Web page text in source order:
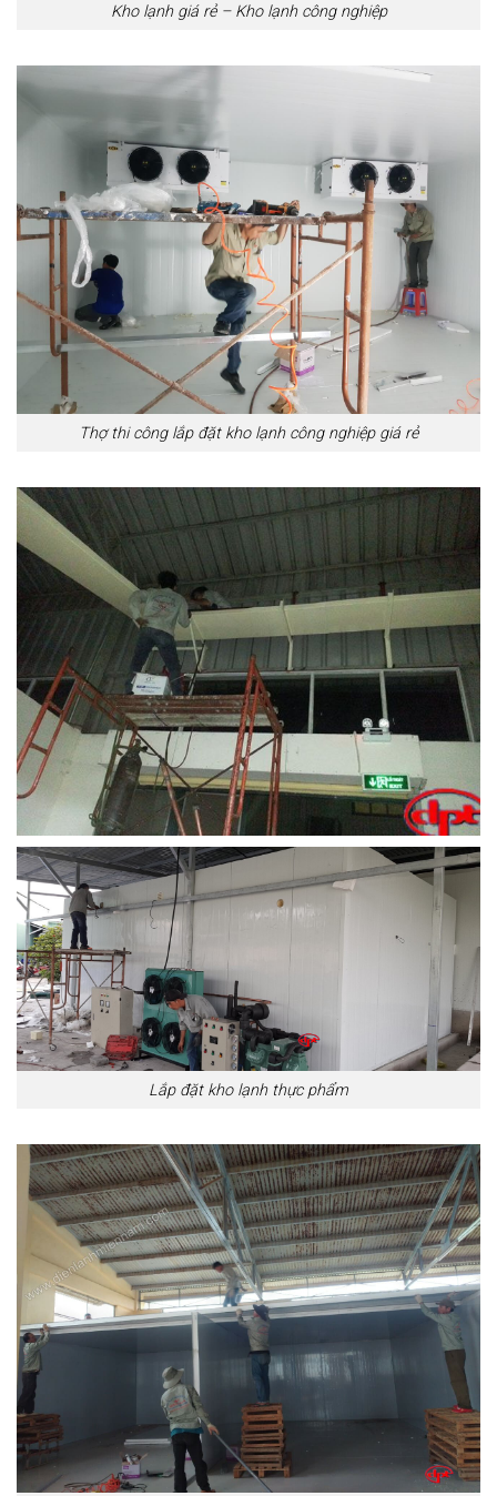
Kho lạnh giá rẻ – Kho lạnh công nghiệp
Thợ thi công lắp đặt kho lạnh công nghiệp giá rẻ
Lắp đặt kho lạnh thực phẩm